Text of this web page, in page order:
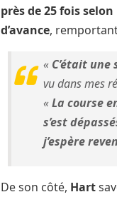
près de 25 fois
d’avance,
« C’était une
vu dans mes
«La course
s’est
j’espère
De son côté, Hart